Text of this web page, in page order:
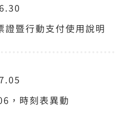
證暨行動支付使用說明
，時刻表異動